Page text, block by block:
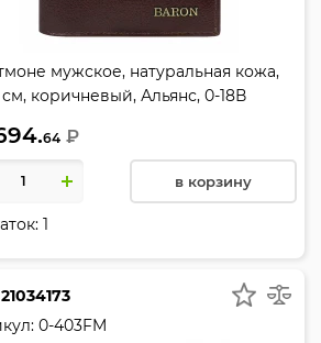
мужское, натуральная кожа,
см, коричневый, Альянс, 0-18В
64 ₽
в корзину
1
21034173
0-403FM